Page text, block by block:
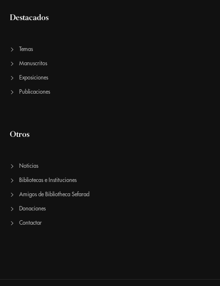
Destacados
Temas
Manuscritos
Exposiciones
Publicaciones
Otros
Noticias
Bibliotecas e Instituciones
Amigos de Bibliotheca Sefarad
Donaciones
Contactar